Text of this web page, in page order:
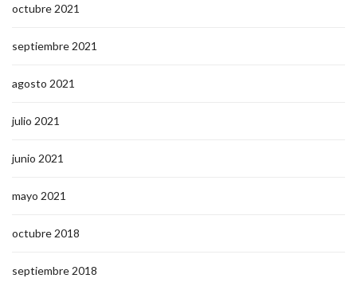
octubre 2021
septiembre 2021
agosto 2021
julio 2021
junio 2021
mayo 2021
octubre 2018
septiembre 2018